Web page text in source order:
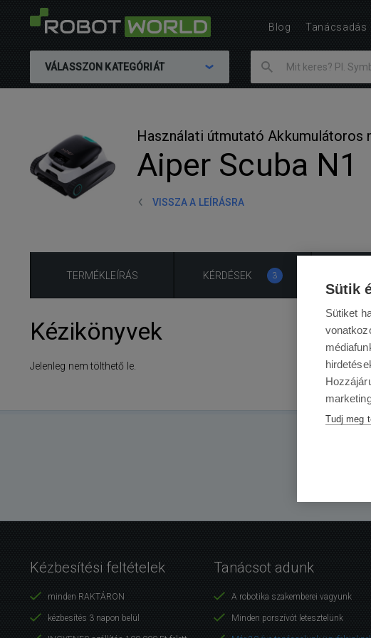
VÁLASSZON KATEGÓRIÁT
Használati útmutató Akkumulátoros
Aiper Scuba N1
VISSZA A LEÍRÁSRA
TERMÉKLEÍRÁS KÉRDÉSEK 3
Kézikönyvek
Jelenleg nem tölthető le.
Blog Tanácsadás
Kézbesítési feltételek
minden RAKTÁRON
kézbesítés 3 napon belül
Tanácsot adunk
A robotika szakemberei vagyunk
Minden porszívót letesztelünk
Sütik
Sütiket
Tudj meg